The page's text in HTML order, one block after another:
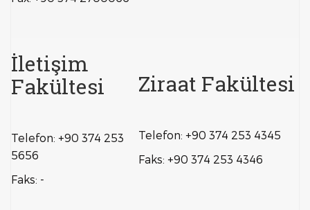
İletişim
Fakültesi
Telefon: +90 374 253
5656
Faks: -
Ziraat Fakültesi
Telefon: +90 374 253 4345
Faks: +90 374 253 4346